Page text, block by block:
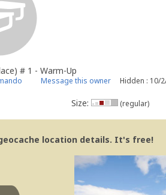
# 1 - Warm-Up
Message this owner Hidden : 10/
Size: (regular)
location details. It's free!